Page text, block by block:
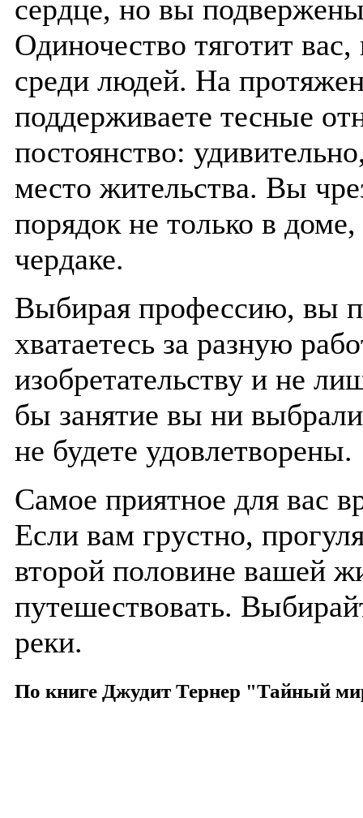
сердце, но вы
Одиночество тяготит
среди людей. На
поддерживаете тесные
постоянство:
место жительства. Вы
порядок не только в
чердаке.
Выбирая профессию, вы
хватаетесь за разную
изобретательству и не
бы занятие вы ни
не будете удовлетворены.
Самое приятное для вас
Если вам грустно,
второй половине вашей
путешествовать.
реки.
По книге Джудит Тернер "Тайный